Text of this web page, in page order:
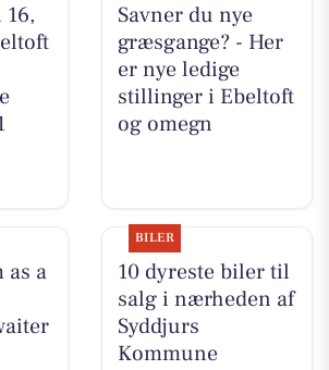
16,
Savner du nye
græsgange? - Her
er nye ledige
stillinger i Ebeltoft
og omegn
as a
BILER
10 dyreste biler til
salg i nærheden af
Syddjurs
Kommune